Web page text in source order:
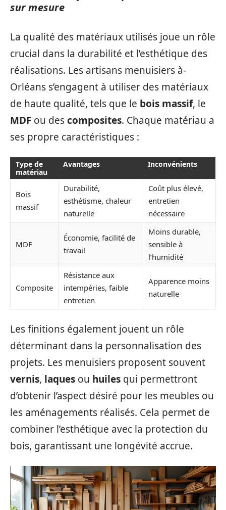
sur mesure
La qualité des matériaux utilisés joue un rôle
crucial dans la durabilité et l’esthétique des
réalisations. Les artisans menuisiers à-
Orléans s’engagent à utiliser des matériaux
de haute qualité, tels que le bois massif, le
MDF ou descomposites. Chaque matériau a
ses propre caractéristiques :
Type de
matériau
Avantages Inconvénients
Bois
massif
Durabilité,
esthétisme, chaleur
naturelle
Coût plus élevé,
entretien
nécessaire
MDF
Économie, facilité de
travail
Moins durable,
sensible à
l’humidité
Composite
Résistance aux
intempéries, faible
entretien
Apparence moins
naturelle
Les finitions également jouent un rôle
déterminant dans la personnalisation des
projets. Les menuisiers proposent souvent
vernis, laques ou huiles qui permettront
d’obtenir l’aspect désiré pour les meubles ou
les aménagements réalisés. Cela permet de
combiner l’esthétique avec la protection du
bois, garantissant une longévité accrue.